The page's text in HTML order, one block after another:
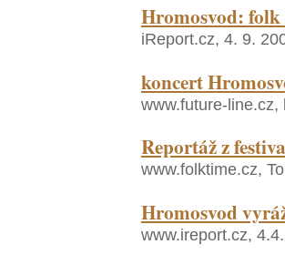
Hromosvod:
iReport.cz, 4. 9.
koncert
www.future-line.cz,
Reportáž z
www.folktime.cz,
Hromosvod
www.ireport.cz,